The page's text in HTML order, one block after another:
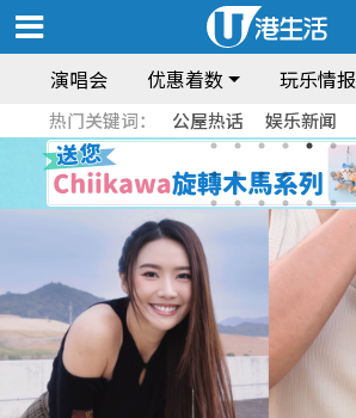
演唱会 优惠着数 玩乐情报
热门关键词： 公屋热话 娱乐新闻